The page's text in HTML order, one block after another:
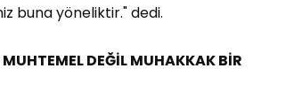
buna yöneliktir." dedi.
DEĞİL MUHAKKAK BİR